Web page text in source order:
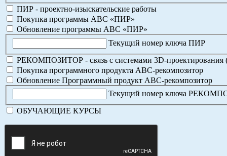
ПИР - проектно-изыскательские работы
Покупка программы АВС «ПИР»
Обновление программы АВС «ПИР»
Текущий номер ключа ПИР
РЕКОМПОЗИТОР - связь с системами 3D-проектирования
Покупка программного продукта АВС-рекомпозитор
Обновление Программный продукт АВС-рекомпозитор
Текущий номер ключа
ОБУЧАЮЩИЕ КУРСЫ